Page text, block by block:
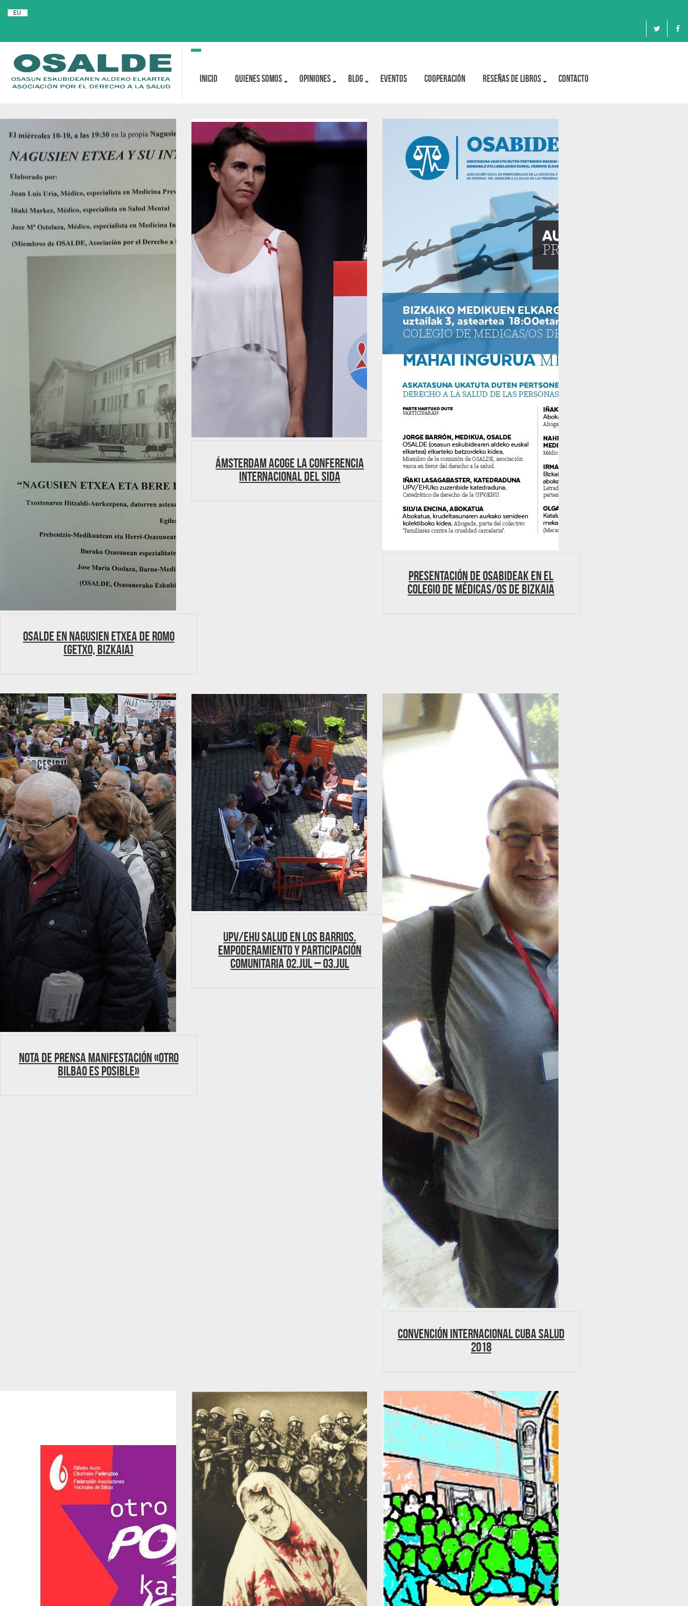
EU
Toggle
Inicio Quienes Somos OPINIONES BLOG Eventos Cooperación Reseñas de libros Contacto
Osalde en Nagusien etxea de Romo
(Getxo, Bizkaia)
Ámsterdam acoge la Conferencia
Internacional del sida
Presentación de OSABIDEAK en el
Colegio de médicas/os de Bizkaia
Nota de prensa Manifestación «Otro
Bilbao es posible»
UPV/EHU Salud en los barrios.
Empoderamiento y participación
comunitaria 02.jul – 03.jul
CONVENCIÓN INTERNACIONAL CUBA SALUD
2018